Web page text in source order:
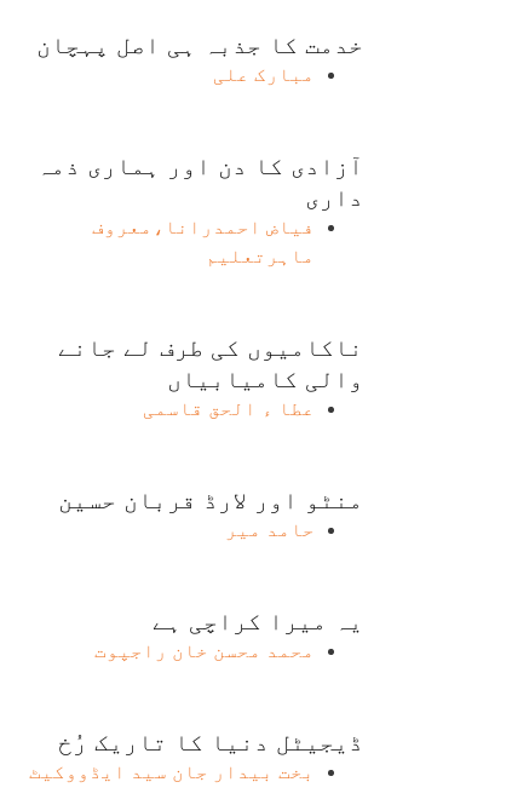
خدمت کا جذبہ ہی اصل پہچان
مبارک علی
آزادی کا دن اور ہماری ذمہ
داری
فیاض احمدرانا،معروف
ماہرتعلیم
ناکامیوں کی طرف لے جانے
والی کامیابیاں
عطا ء الحق قاسمی
منٹو اور لارڈ قربان حسین
حامد میر
یہ میرا کراچی ہے
محمد محسن خان راجپوت
ڈیجیٹل دنیا کا تاریک رُخ
بخت بیدار جان سید ایڈووکیٹ